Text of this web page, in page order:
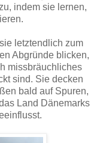
indem sie lernen,
letztendlich zum
Abgründe blicken,
missbräuchliches
sind. Sie decken
bald auf Spuren,
Land Dänemarks